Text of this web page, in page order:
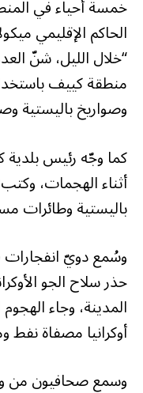
خمسة أحياء في
الحاكم الإقليمي
“خلال الليل، شنّ
منطقة كييف
وصواريخ باليستية
كما وجّه رئيس بلدية
أثناء الهجمات،
باليستية وطائرات
وسُمع دويّ
حذر سلاح الجو
المدينة، وجاء
أوكرانيا مصفاة
وسمع صحافيون من